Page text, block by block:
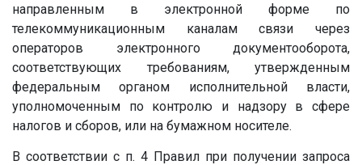
направленным в электронной форме по
телекоммуникационным каналам связи через
операторов электронного документооборота,
соответствующих требованиям, утвержденным
федеральным органом исполнительной власти,
уполномоченным по контролю и надзору в сфере
налогов и сборов, или на бумажном носителе.
В соответствии с п. 4 Правил при получении запроса